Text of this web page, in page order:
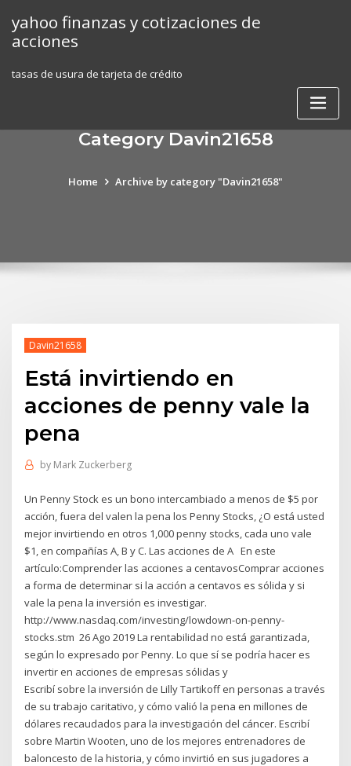
content
yahoo finanzas y cotizaciones de
acciones
tasas de usura de tarjeta de crédito
Category Davin21658
Home Archive by category "Davin21658"
Davin21658
Está invirtiendo en
acciones de penny vale la
pena
by Mark Zuckerberg
Un Penny Stock es un bono intercambiado a menos de $5 por
acción, fuera del valen la pena los Penny Stocks, ¿O está usted
mejor invirtiendo en otros 1,000 penny stocks, cada uno vale
$1, en compañías A, B y C. Las acciones de A En este
artículo:Comprender las acciones a centavosComprar acciones
a forma de determinar si la acción a centavos es sólida y si
vale la pena la inversión es investigar.
http://www.nasdaq.com/investing/lowdown-on-penny-
stocks.stm 26 Ago 2019 La rentabilidad no está garantizada,
según lo expresado por Penny. Lo que sí se podría hacer es
invertir en acciones de empresas sólidas y
Escribí sobre la inversión de Lilly Tartikoff en personas a través
de su trabajo caritativo, y cómo valió la pena en millones de
dólares recaudados para la investigación del cáncer. Escribí
sobre Martin Wooten, uno de los mejores entrenadores de
baloncesto de la historia, y cómo invirtió en sus jugadores a